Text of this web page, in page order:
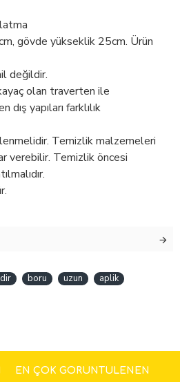
gövde yükseklik 25cm. Ürün
değildir.
olan traverten ile
yapıları farklılık
Temizlik malzemeleri
verebilir. Temizlik öncesi
boru uzun
aplik
EN ÇOK GÖRÜNTÜLENEN